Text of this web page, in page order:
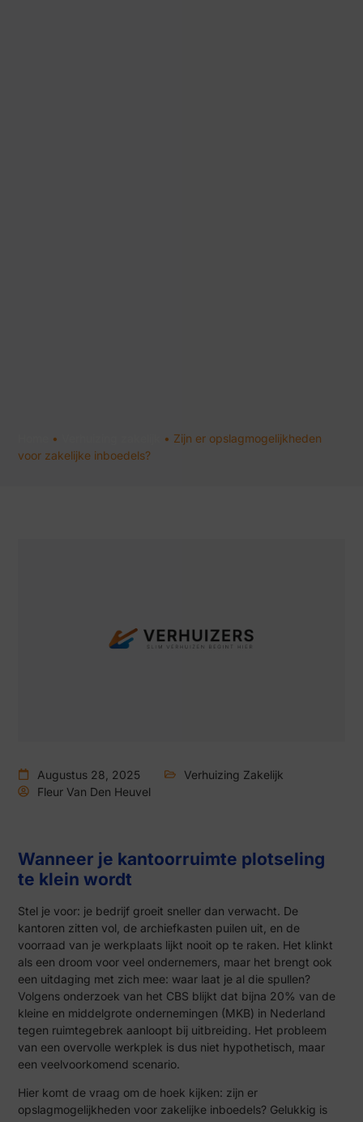
• • Zijn er opslagmogelijkheden
voor zakelijke inboedels?
Augustus 28, 2025
Verhuizing Zakelijk
Fleur Van Den Heuvel
Wanneer je kantoorruimte plotseling
te klein wordt
Stel je voor: je bedrijf groeit sneller dan verwacht. De
kantoren zitten vol, de archiefkasten puilen uit, en de
voorraad van je werkplaats lijkt nooit op te raken. Het klinkt
als een droom voor veel ondernemers, maar het brengt ook
een uitdaging met zich mee: waar laat je al die spullen?
Volgens onderzoek van het CBS blijkt dat bijna 20% van de
kleine en middelgrote ondernemingen (MKB) in Nederland
tegen ruimtegebrek aanloopt bij uitbreiding. Het probleem
van een overvolle werkplek is dus niet hypothetisch, maar
een veelvoorkomend scenario.
Hier komt de vraag om de hoek kijken: zijn er
opslagmogelijkheden voor zakelijke inboedels? Gelukkig is